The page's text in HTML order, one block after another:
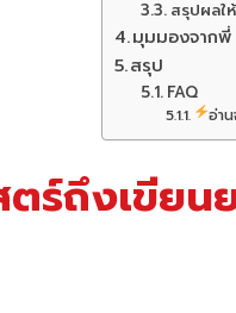
สรุปผลใ
มุมมองจากพี่
สรุป
FAQ
อ่า
ร์ถึงเขียน